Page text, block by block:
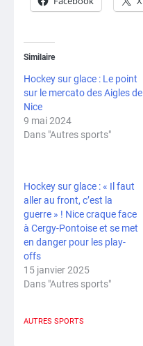
Similaire
Hockey sur glace : Le point
sur le mercato des Aigles de
Nice
9 mai 2024
Dans "Autres sports"
Hockey sur glace : « Il faut
aller au front, c’est la
guerre » ! Nice craque face
à Cergy-Pontoise et se met
en danger pour les play-
offs
15 janvier 2025
Dans "Autres sports"
AUTRES SPORTS